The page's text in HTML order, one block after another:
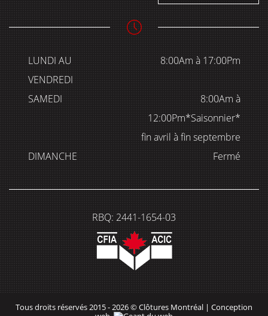
LUNDI AU
VENDREDI
8:00Am à 17:00Pm
SAMEDI
8:00Am à
12:00Pm*Saisonnier*
fin avril à fin septembre
DIMANCHE
Fermé
RBQ: 2441-1654-03
Tous droits réservés 2015 - 2026 © Clôtures Montréal | Conception